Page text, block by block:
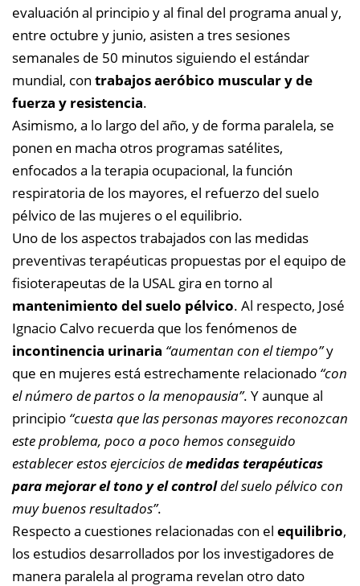
evaluación al principio y al final del programa anual y,
entre octubre y junio, asisten a tres sesiones
semanales de 50 minutos siguiendo el estándar
mundial, con trabajos aeróbico muscular y de
fuerza y resistencia.
Asimismo, a lo largo del año, y de forma paralela, se
ponen en macha otros programas satélites,
enfocados a la terapia ocupacional, la función
respiratoria de los mayores, el refuerzo del suelo
pélvico de las mujeres o el equilibrio.
Uno de los aspectos trabajados con las medidas
preventivas terapéuticas propuestas por el equipo de
fisioterapeutas de la USAL gira en torno al
mantenimiento del suelo pélvico. Al respecto, José
Ignacio Calvo recuerda que los fenómenos de
incontinencia urinaria “aumentan con el tiempo”y
que en mujeres está estrechamente relacionado “con
el número de partos o la menopausia”. Y aunque al
principio “cuesta que las personas mayores reconozcan
este problema, poco a poco hemos conseguido
establecer estos ejercicios demedidas terapéuticas
para mejorar el tono y el controldel suelo pélvico con
muy buenos resultados”.
Respecto a cuestiones relacionadas con el equilibrio,
los estudios desarrollados por los investigadores de
manera paralela al programa revelan otro dato